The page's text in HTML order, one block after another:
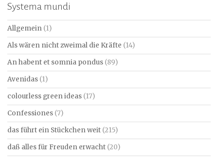
Systema mundi
Allgemein (1)
Als wären nicht zweimal die Kräfte (14)
An habent et somnia pondus (89)
Avenidas (1)
colourless green ideas (17)
Confessiones (7)
das führt ein Stückchen weit (215)
daß alles für Freuden erwacht (20)